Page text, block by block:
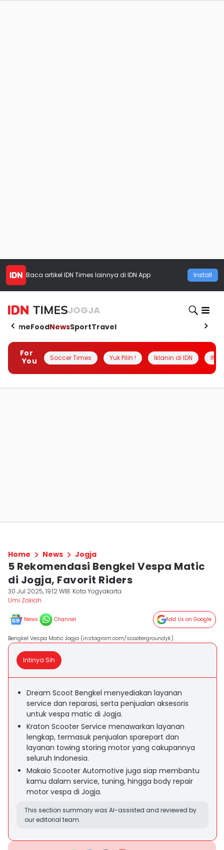
Baca artikel IDN Times lainnya di IDN App Install
JOGJA
HomeFoodNewsSportTravel
For
You
Soccer Times Yuk Pilih ! Iklanin di IDN
Home News Jogja
5 Rekomendasi Bengkel Vespa Matic
di Jogja, Favorit Riders
30 Jul 2025, 19:12 WIB Kota Yogyakarta
Umi Zakiah
News Channel Add Us on Google
Bengkel Vespa Matic Jogja (instagram.com/scootergroundyk)
Intinya Sih
Dream Scoot Bengkel menyediakan layanan
service dan reparasi, serta penjualan aksesoris
untuk vespa matic di Jogja.
Kraton Scooter Service menawarkan layanan
lengkap, termasuk penjualan sparepart dan
layanan towing storing motor yang cakupannya
seluruh Indonesia.
Makaio Scooter Automotive juga siap membantu
kamu dalam service, tuning, hingga body repair
motor vespa di Jogja.
This section summary was AI-assisted and reviewed by
our editorial team.